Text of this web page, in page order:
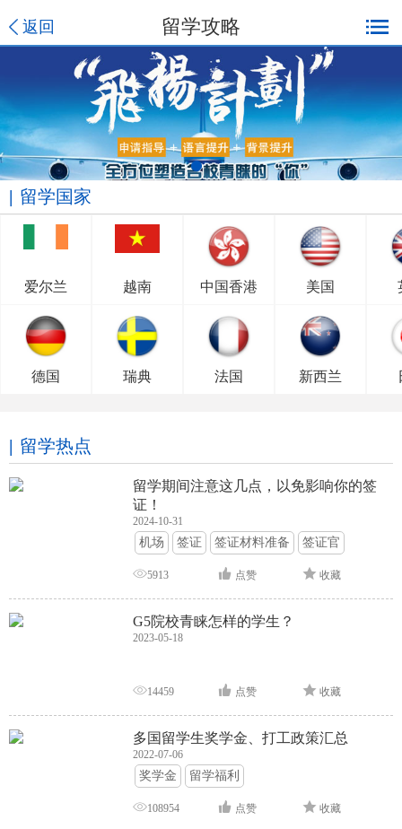
返回 留学攻略
留学国家
爱尔兰 越南 中国香港 美国
德国 瑞典 法国 新西兰
留学热点
留学期间注意这几点，以免影响你的签
证！
2024-10-31
机场 签证 签证材料准备 签证官
签证面试 签证申请攻略
5913 点赞 收藏
G5院校青睐怎样的学生？
2023-05-18
14459 点赞 收藏
多国留学生奖学金、打工政策汇总
2022-07-06
奖学金 留学福利
108954 点赞 收藏